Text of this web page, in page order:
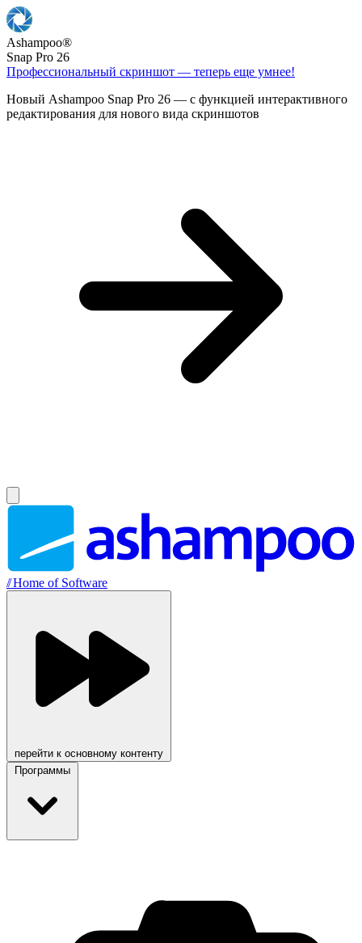
Ashampoo®
Snap Pro 26
Профессиональный скриншот — теперь еще умнее!
Новый Ashampoo Snap Pro 26 — с функцией интерактивного
редактирования для нового вида скриншотов
//Home of Software
перейти к основному контенту
Программы